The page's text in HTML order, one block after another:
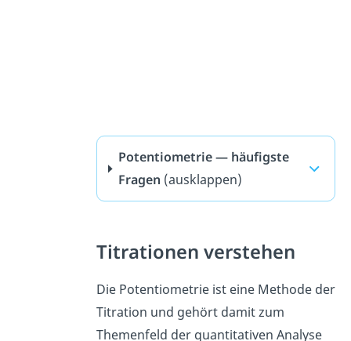
Potentiometrie — häufigste
Fragen (ausklappen)
Titrationen verstehen
Die Potentiometrie ist eine Methode der
Titration und gehört damit zum
Themenfeld der quantitativen Analyse